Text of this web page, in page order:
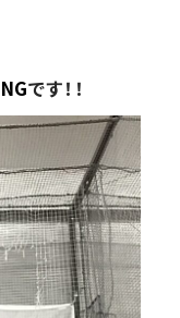
NGです！！